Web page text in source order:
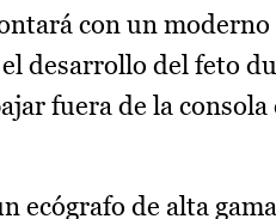
con un
desarrollo del feto
fuera de la
ecógrafo de alta